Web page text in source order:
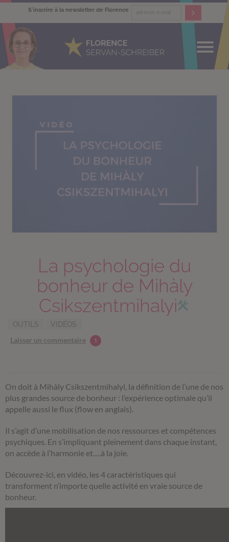
S'inscrire à la newsletter de Florence
La psychologie du
bonheur de Mihàly
Csikszentmihalyi
OUTILS VIDÉOS
Laisser un commentaire 1
On doit à Mihàly Csikszentmihalyi, la définition de l’une de nos
plus grandes source de bonheur : l’expérience optimale qu’il
appelle aussi le flux (flow en anglais).
Il s’agit d’une mobilisation de nos ressources et compétences
psychiques. En s’impliquant pleinement dans chaque instant,
on accède à l’harmonie et….à la joie.
Découvrez-ici, en vidéo, les 4 caractéristiques qui
transforment n’importe quelle activité en vraie source de
bonheur.